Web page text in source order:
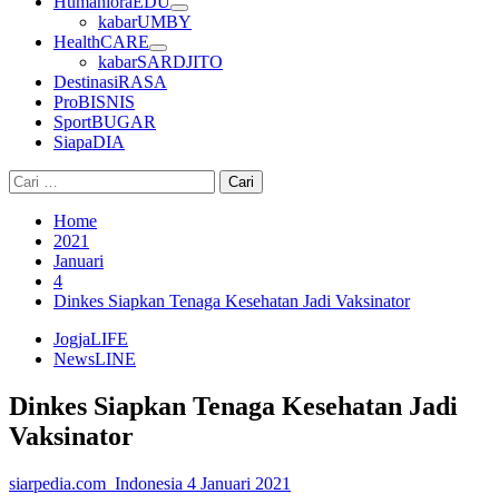
kabarUMBY
HealthCARE
kabarSARDJITO
DestinasiRASA
ProBISNIS
SportBUGAR
SiapaDIA
Cari
untuk:
Home
2021
Januari
4
Dinkes Siapkan Tenaga Kesehatan Jadi Vaksinator
JogjaLIFE
NewsLINE
Dinkes Siapkan Tenaga Kesehatan Jadi
Vaksinator
siarpedia.com_Indonesia 4 Januari 2021